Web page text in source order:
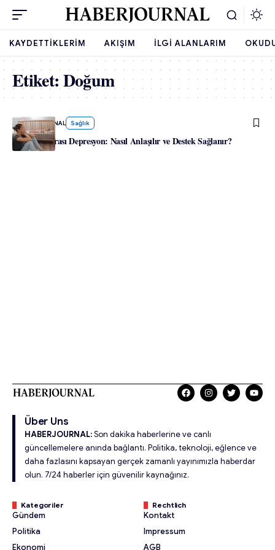
KAYDETTIKLERIM AKIŞIM İLGI ALANLARIM
Etiket:Doğum
HABERJOURNAL Sağlık
Doğum Sonrası Depresyon: Nasıl Anlaşılır ve Destek Sağlanır?
Über Uns
HABERJOURNAL:Son dakika haberlerine ve canlı
güncellemelere anında bağlantı. Politika, teknoloji, eğlence ve
daha fazlasını kapsayan gerçek zamanlı yayınımızla haberdar
olun. 7/24 haberler için güvenilir kaynağınız.
Kategoriler
Gündem
Politika
Ekonomi
Rechtlich
Kontakt
Impressum
AGB